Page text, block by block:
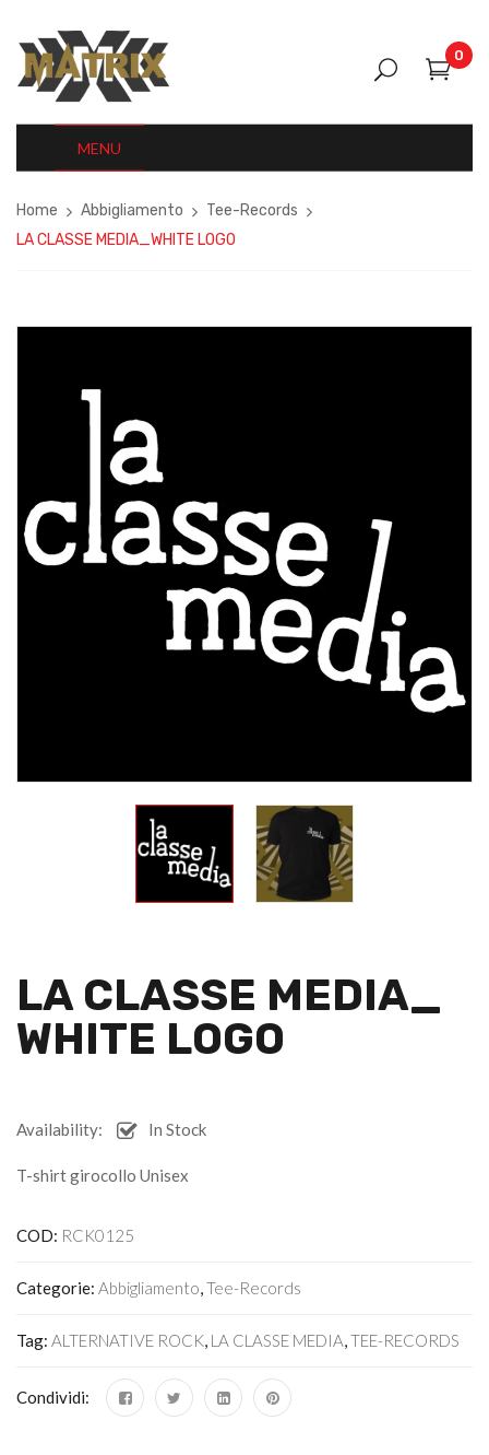
0
MENU
Home Abbigliamento
Tee-Records
LA CLASSE MEDIA_WHITE LOGO
LA CLASSE MEDIA_
WHITE LOGO
Availability: In Stock
T-shirt girocollo Unisex
COD: RCK0125
Categorie: Abbigliamento,Tee-Records
Tag: ALTERNATIVE ROCK, LA CLASSE MEDIA,TEE-RECORDS
Condividi: